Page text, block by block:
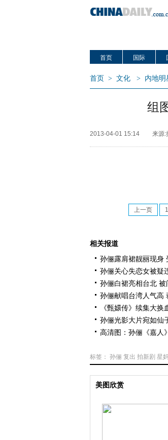
首页 国际
首页 > 文化 > 内地明
组
2013-04-01 15:14 来源:
上一页 1
相关报道
孙俪露肩裙靓丽现身
孙俪关心失恋女被疑
孙俪白裙亮相台北
孙俪献唱台湾人气高
《甄嬛传》续集大
孙俪光影大片宛如仙
高清图：孙俪《嘉人
标签： 孙俪 复出 拍新剧 星
美图欣赏